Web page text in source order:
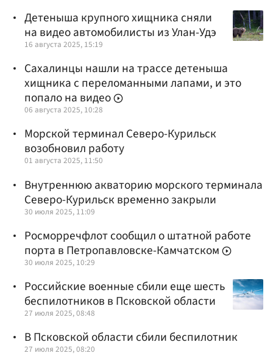
Детеныша крупного хищника сняли
на видео автомобилисты из Улан-Удэ
16 августа 2025, 15:19
Сахалинцы нашли на трассе детеныша
хищника с переломанными лапами, и это
попало на видео
06 августа 2025, 10:28
Морской терминал Северо-Курильск
возобновил работу
01 августа 2025, 11:50
Внутреннюю акваторию морского терминала
Северо-Курильск временно закрыли
30 июля 2025, 11:09
Росморречфлот сообщил о штатной работе
порта в Петропавловске-Камчатском
30 июля 2025, 10:29
Российские военные сбили еще шесть
беспилотников в Псковской области
27 июля 2025, 08:48
В Псковской области сбили беспилотник
27 июля 2025, 08:20